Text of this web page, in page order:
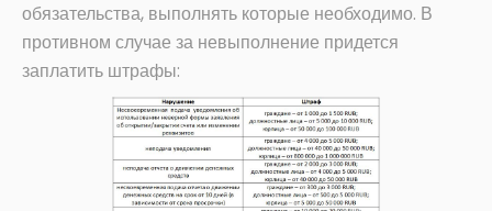
обязательства, выполнять которые необходимо. В
противном случае за невыполнение придется
заплатить штрафы: